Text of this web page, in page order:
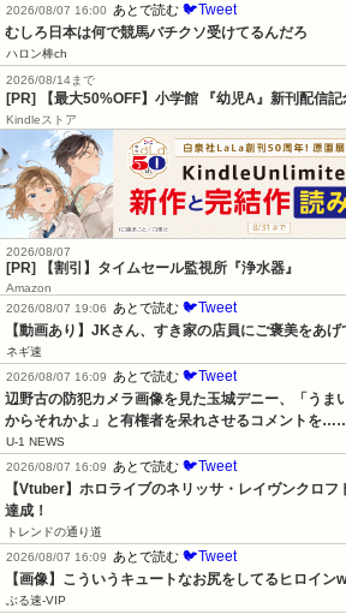
2026/08/07 16:00
あとで読む 🐦Tweet
むしろ日本は何で競馬バチクソ受けてるんだろ
ハロン棒ch
2026/08/14まで
[PR] 【最大50%OFF】小学館 『幼児A』新刊配信
Kindleストア
2026/08/07
[PR] 【割引】タイムセール監視所『浄水器』
Amazon
2026/08/07 19:06
あとで読む 🐦Tweet
【動画あり】JKさん、すき家の店員にご褒美をあ
ネギ速
2026/08/07 16:09
あとで読む 🐦Tweet
辺野古の防犯カメラ画像を見た玉城デニー、「うま
からそれかよ」と有権者を呆れさせるコメントを
U-1 NEWS
2026/08/07 16:09
あとで読む 🐦Tweet
【Vtuber】ホロライブのネリッサ・レイヴンクロ
達成！
トレンドの通り道
2026/08/07 16:09
あとで読む 🐦Tweet
【画像】こういうキュートなお尻をしてるヒロイ
ぶる速-VIP